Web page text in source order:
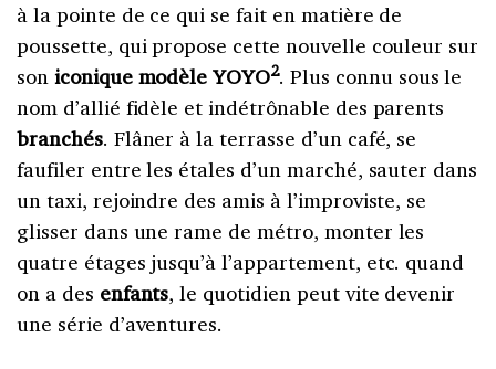
à la pointe de ce qui se fait en matière de
poussette, qui propose cette nouvelle couleur sur
son iconique modèle YOYO2. Plus connu sous le
nom d’allié fidèle et indétrônable des parents
branchés. Flâner à la terrasse d’un café, se
faufiler entre les étales d’un marché, sauter dans
un taxi, rejoindre des amis à l’improviste, se
glisser dans une rame de métro, monter les
quatre étages jusqu’à l’appartement, etc. quand
on a des enfants, le quotidien peut vite devenir
une série d’aventures.